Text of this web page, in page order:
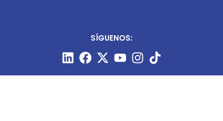
SÍGUENOS: